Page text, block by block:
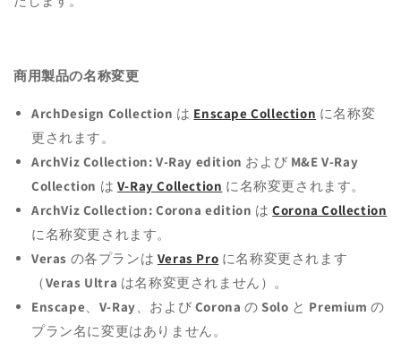
商用製品の名称変更
ArchDesign Collection は Enscape Collection に名称変
更されます。
ArchViz Collection: V-Ray edition および M&E V-Ray
Collection は V-Ray Collection に名称変更されます。
ArchViz Collection: Corona edition はCorona Collection
に名称変更されます。
Veras の各プランは Veras Pro に名称変更されます
（Veras Ultra は名称変更されません）。
Enscape、 V-Ray、および Corona のSolo と Premium の
プラン名に変更はありません。